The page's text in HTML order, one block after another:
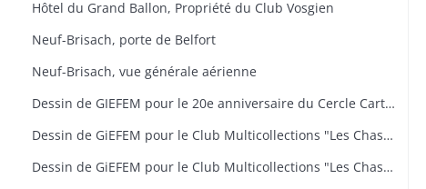
Hôtel du Grand Ballon, Propriété du Club Vosgien
Neuf-Brisach, porte de Belfort
Neuf-Brisach, vue générale aérienne
Dessin de GIEFEM pour le 20e anniversaire du Cercle Cartophile de Thann et de la Vallée de la Thur. 25-26 novembre 2006. carte n° 17
Dessin de GiEFEM pour le Club Multicollections "Les Chasseurs d'Images", Mulhouse. Carte n° 19 : "50 ans de carnaval à Mulhouse
Dessin de GiEFEM pour le Club Multicollections "Les Chasseurs d'Images", Mulhouse. Carte n° 20 : "L'univers de Tintin